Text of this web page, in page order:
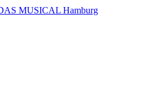
MUSICAL Hamburg